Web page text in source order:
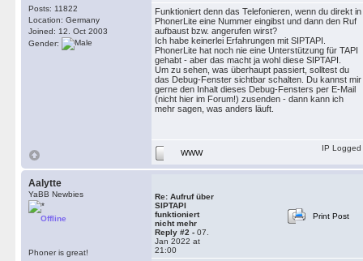
Posts: 11822
Location: Germany
Joined: 12. Oct 2003
Gender:
Funktioniert denn das Telefonieren, wenn du direkt in
PhonerLite eine Nummer eingibst und dann den Ruf
aufbaust bzw. angerufen wirst?
Ich habe keinerlei Erfahrungen mit SIPTAPI.
PhonerLite hat noch nie eine Unterstützung für TAPI
gehabt - aber das macht ja wohl diese SIPTAPI.
Um zu sehen, was überhaupt passiert, solltest du
das Debug-Fenster sichtbar schalten. Du kannst mir
gerne den Inhalt dieses Debug-Fensters per E-Mail
(nicht hier im Forum!) zusenden - dann kann ich
mehr sagen, was anders läuft.
WWW
IP Logged
Aalytte
YaBB Newbies
Offline
Phoner is great!
Re: Aufruf über
SIPTAPI
funktioniert
nicht mehr
Reply #2 - 07.
Jan 2022 at
21:00
Print Post